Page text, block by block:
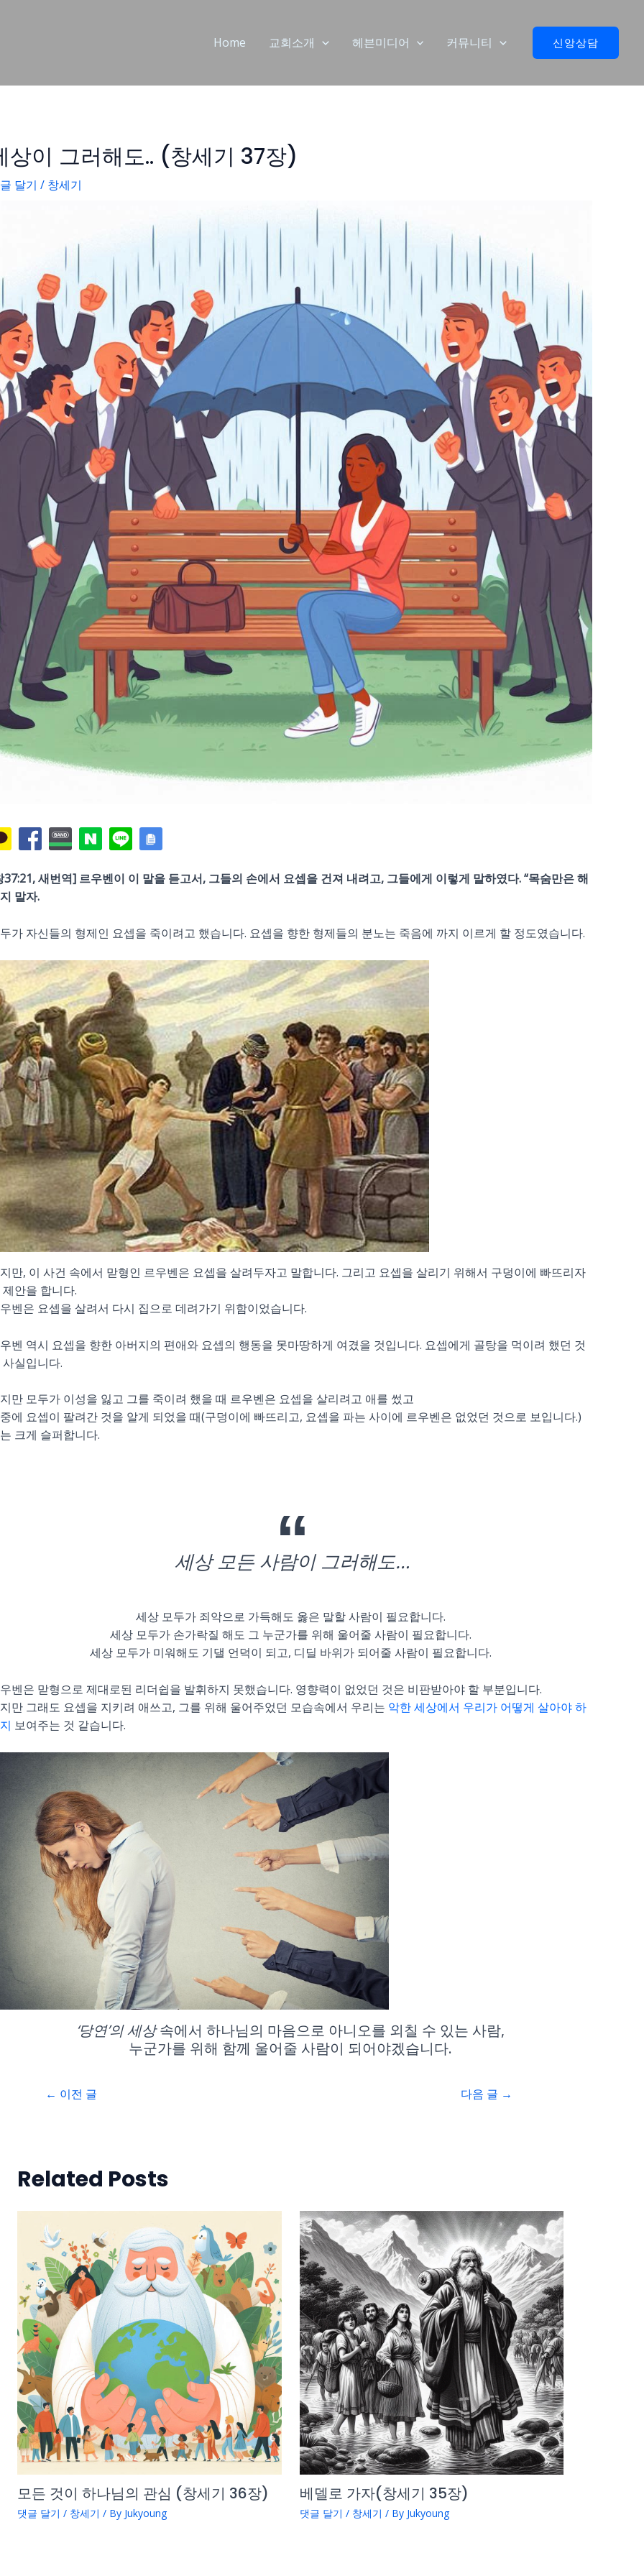
Home 교회소개 헤븐미디어 커뮤니티 신앙상담
상이 그러해도.. (창세기 37장)
달기 / 창세기
37:21, 새번역] 르우벤이 이 말을 듣고서, 그들의 손에서 요셉을 건져 내려고, 그들에게 이렇게 말하였다. “목숨만은 해
말자.
가 자신들의 형제인 요셉을 죽이려고 했습니다. 요셉을 향한 형제들의 분노는 죽음에 까지 이르게 할 정도였습니다.
만, 이 사건 속에서 맏형인 르우벤은 요셉을 살려두자고 말합니다. 그리고 요셉을 살리기 위해서 구덩이에 빠뜨리자
제안을 합니다.
벤은 요셉을 살려서 다시 집으로 데려가기 위함이었습니다.
벤 역시 요셉을 향한 아버지의 편애와 요셉의 행동을 못마땅하게 여겼을 것입니다. 요셉에게 골탕을 먹이려 했던 것
실입니다.
만 모두가 이성을 잃고 그를 죽이려 했을 때 르우벤은 요셉을 살리려고 애를 썼고
에 요셉이 팔려간 것을 알게 되었을 때(구덩이에 빠뜨리고, 요셉을 파는 사이에 르우벤은 없었던 것으로 보입니다.)
크게 슬퍼합니다.
세상 모든 사람이 그러해도…
세상 모두가 죄악으로 가득해도 옳은 말할 사람이 필요합니다.
세상 모두가 손가락질 해도 그 누군가를 위해 울어줄 사람이 필요합니다.
세상 모두가 미워해도 기댈 언덕이 되고, 디딜 바위가 되어줄 사람이 필요합니다.
벤은 맏형으로 제대로된 리더쉽을 발휘하지 못했습니다. 영향력이 없었던 것은 비판받아야 할 부분입니다.
만 그래도 요셉을 지키려 애쓰고, 그를 위해 울어주었던 모습속에서 우리는 악한 세상에서 우리가 어떻게 살아야 하
보여주는 것 같습니다.
‘당연’의 세상속에서 하나님의 마음으로 아니오를 외칠 수 있는 사람,
누군가를 위해 함께 울어줄 사람이 되어야겠습니다.
← 이전 글 다음 글 →
Related Posts
모든 것이 하나님의 관심 (창세기 36장)
댓글 달기 / 창세기 / By Jukyoung
베델로 가자(창세기 35장)
댓글 달기 / 창세기 / By Jukyoung